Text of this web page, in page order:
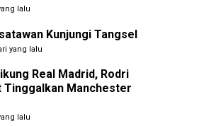
lalu
Kunjungi Tangsel
yang lalu
Real Madrid, Rodri
Tinggalkan Manchester
lalu